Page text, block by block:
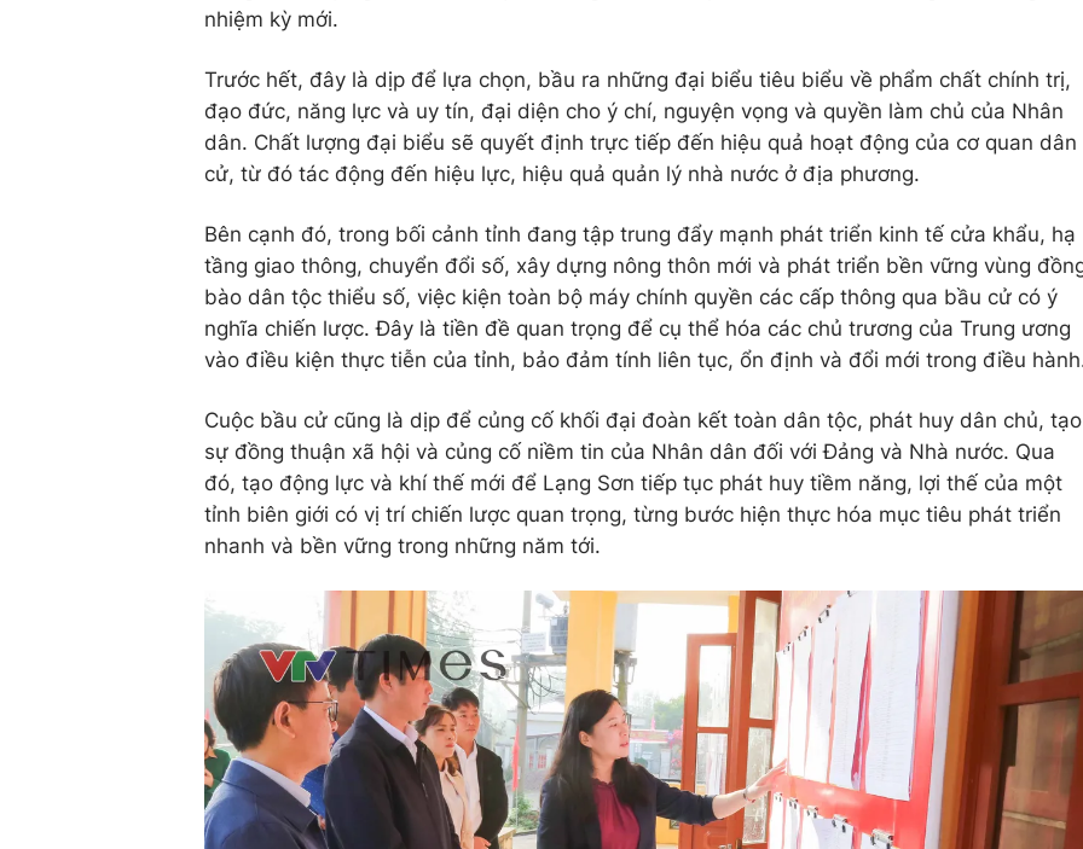
nhiệm kỳ mới.
Trước hết, đây là dịp để lựa chọn, bầu ra những đại biểu tiêu biểu về phẩm chất chính trị,
đạo đức, năng lực và uy tín, đại diện cho ý chí, nguyện vọng và quyền làm chủ của Nhân
dân. Chất lượng đại biểu sẽ quyết định trực tiếp đến hiệu quả hoạt động của cơ quan dân
cử, từ đó tác động đến hiệu lực, hiệu quả quản lý nhà nước ở địa phương.
Bên cạnh đó, trong bối cảnh tỉnh đang tập trung đẩy mạnh phát triển kinh tế cửa khẩu, hạ
tầng giao thông, chuyển đổi số, xây dựng nông thôn mới và phát triển bền vững vùng
bào dân tộc thiểu số, việc kiện toàn bộ máy chính quyền các cấp thông qua bầu cử có ý
nghĩa chiến lược. Đây là tiền đề quan trọng để cụ thể hóa các chủ trương của Trung ương
vào điều kiện thực tiễn của tỉnh, bảo đảm tính liên tục, ổn định và đổi mới trong điều
Cuộc bầu cử cũng là dịp để củng cố khối đại đoàn kết toàn dân tộc, phát huy dân chủ, tạo
sự đồng thuận xã hội và củng cố niềm tin của Nhân dân đối với Đảng và Nhà nước. Qua
đó, tạo động lực và khí thế mới để Lạng Sơn tiếp tục phát huy tiềm năng, lợi thế của một
tỉnh biên giới có vị trí chiến lược quan trọng, từng bước hiện thực hóa mục tiêu phát triển
nhanh và bền vững trong những năm tới.